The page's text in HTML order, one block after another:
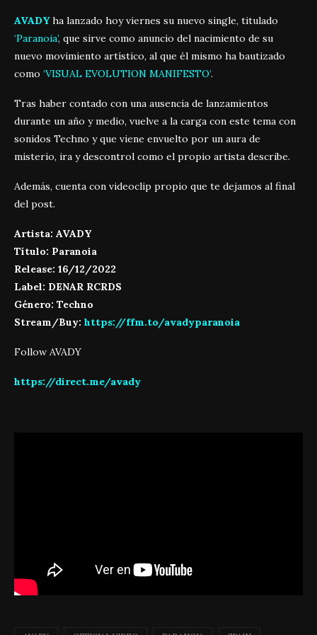
AVADYha lanzado hoy viernes su nuevo single, titulado
‘Paranoia’, que sirve como anuncio del nacimiento de su
nuevo movimiento artístico, al que él mismo ha bautizado
como ‘VISUAL EVOLUTION MANIFESTO’.
Tras haber contado con una ausencia de lanzamientos
durante un año y medio, vuelve a la carga con este tema con
sonidos Techno y que viene envuelto por un aura de
misterio, ira y descontrol como el propio artista describe.
Además, cuenta con videoclip propio que te dejamos al final
del post.
Artista: AVADY
Título: Paranoia
Release: 16/12/2022
Label: DENAR RCRDS
Género: Techno
Stream/Buy: https://ffm.to/avadyparanoia
Follow AVADY
https://direct.me/avady